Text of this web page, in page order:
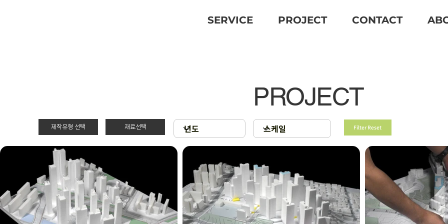
SERVICE PROJECT CONTACT
제작유형 선택 재료선택 Filter Reset
아크릴 & 3D 프
린팅
확대모형
제작유형선택
PT
현상
PROJECT